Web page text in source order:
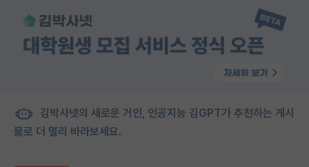
김박사넷의 새로운 거인, 인공지능 김GPT가 추천하는 게시
물로 더 멀리 바라보세요.